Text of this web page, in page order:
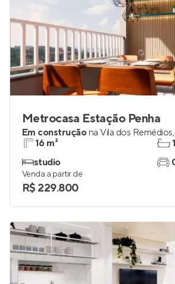
Metrocasa Estação Penha
Em construçãona Vila dos Remédios,
16 m²
studio
1
Venda a partir de
R$ 229.800